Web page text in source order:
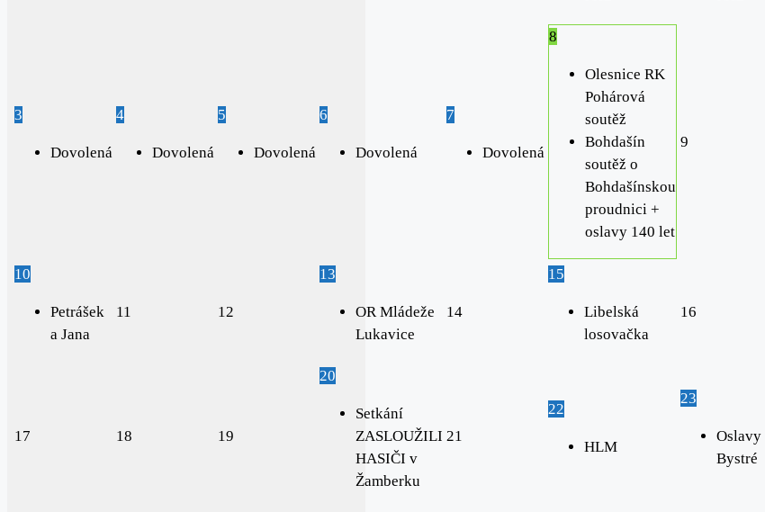
3
Dovolená
4
Dovolená
5
Dovolená
6
Dovolená
7
Dovolená
8
Olesnice RK
Pohárová
soutěž
Bohdašín
soutěž o
Bohdašínskou
proudnici +
oslavy 140 let
9
10
Petrášek
a Jana
11 12
13
OR Mládeže
Lukavice
14
15
Libelská
losovačka
16
17 18 19
20
Setkání
ZASLOUŽILI
HASIČI v
Žamberku
21
22
HLM
23
Oslavy
Bystré